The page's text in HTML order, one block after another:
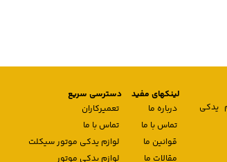
یدکی
لینکهای مفید
درباره ما
تماس با ما
قوانین ما
مقالات ما
دسترسی سریع
تعمیرکاران
تماس با ما
لوازم یدکی موتور سیکلت
لوازم یدکی موتور